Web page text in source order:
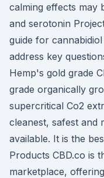
calming effects may
and serotonin
guide for
address key
Hemp's gold grade
grade organically
supercritical Co2
cleanest, safest and
available. It is the
Products CBD.co is
marketplace,